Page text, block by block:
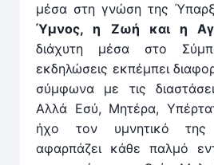
μέσα στη γνώση της
Ύμνος, η Ζωή και η
διάχυτη μέσα στο
εκδηλώσεις εκπέμπει
σύμφωνα με τις
Αλλά Εσύ, Μητέρα,
ήχο τον υμνητικό της
αφαρπάζει κάθε παλμό